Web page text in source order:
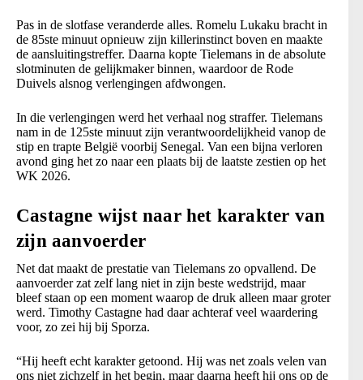
Pas in de slotfase veranderde alles. Romelu Lukaku bracht in
de 85ste minuut opnieuw zijn killerinstinct boven en maakte
de aansluitingstreffer. Daarna kopte Tielemans in de absolute
slotminuten de gelijkmaker binnen, waardoor de Rode
Duivels alsnog verlengingen afdwongen.
In die verlengingen werd het verhaal nog straffer. Tielemans
nam in de 125ste minuut zijn verantwoordelijkheid vanop de
stip en trapte België voorbij Senegal. Van een bijna verloren
avond ging het zo naar een plaats bij de laatste zestien op het
WK 2026.
Castagne wijst naar het karakter van
zijn aanvoerder
Net dat maakt de prestatie van Tielemans zo opvallend. De
aanvoerder zat zelf lang niet in zijn beste wedstrijd, maar
bleef staan op een moment waarop de druk alleen maar groter
werd. Timothy Castagne had daar achteraf veel waardering
voor, zo zei hij bij Sporza.
“Hij heeft echt karakter getoond. Hij was net zoals velen van
ons niet zichzelf in het begin, maar daarna heeft hij ons op de